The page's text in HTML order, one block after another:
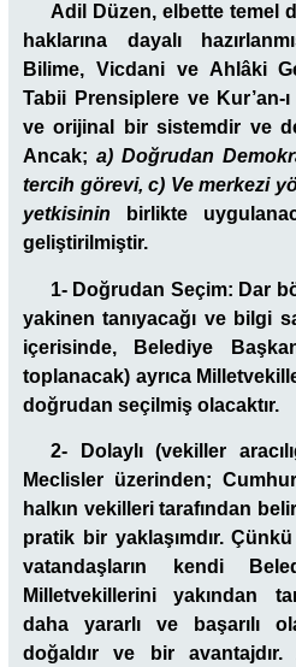
Adil Düzen, elbette temel
haklarına dayalı
Bilime, Vicdani ve Ahlâki
Tabii Prensiplere ve Kur’an-
ve orijinal bir sistemdir ve
Ancak; a) Doğrudan
tercih görevi, c) Ve merkezi
yetkisinin birlikte
geliştirilmiştir.
1- Doğrudan Seçim: Dar
yakinen tanıyacağı ve bilgi
içerisinde, Belediye
toplanacak) ayrıca
doğrudan seçilmiş olacaktır.
2- Dolaylı (vekiller
Meclisler üzerinden;
halkın vekilleri tarafından
pratik bir yaklaşımdır.
vatandaşların kendi
Milletvekillerini yakından
daha yararlı ve başarılı
doğaldır ve bir